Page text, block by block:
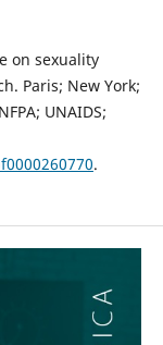
on sexuality
Paris; New York;
UNAIDS;
.